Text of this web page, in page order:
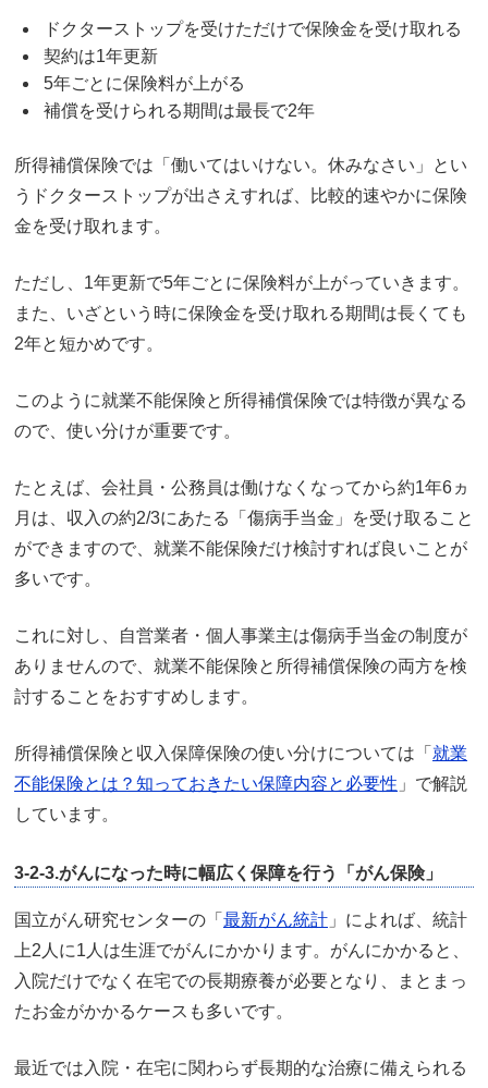
ドクターストップを受けただけで保険金を受け取れる
契約は1年更新
5年ごとに保険料が上がる
補償を受けられる期間は最長で2年
所得補償保険では「働いてはいけない。休みなさい」とい
うドクターストップが出さえすれば、比較的速やかに保険
金を受け取れます。
ただし、1年更新で5年ごとに保険料が上がっていきます。
また、いざという時に保険金を受け取れる期間は長くても
2年と短かめです。
このように就業不能保険と所得補償保険では特徴が異なる
ので、使い分けが重要です。
たとえば、会社員・公務員は働けなくなってから約1年6ヵ
月は、収入の約2/3にあたる「傷病手当金」を受け取ること
ができますので、就業不能保険だけ検討すれば良いことが
多いです。
これに対し、自営業者・個人事業主は傷病手当金の制度が
ありませんので、就業不能保険と所得補償保険の両方を検
討することをおすすめします。
所得補償保険と収入保障保険の使い分けについては「 就業
不能保険とは？知っておきたい保障内容と必要性 」で解説
しています。
3-2-3.がんになった時に幅広く保障を行う「がん保険」
国立がん研究センターの「 最新がん統計 」によれば、統計
上2人に1人は生涯でがんにかかります。がんにかかると、
入院だけでなく在宅での長期療養が必要となり、まとまっ
たお金がかかるケースも多いです。
最近では入院・在宅に関わらず長期的な治療に備えられる